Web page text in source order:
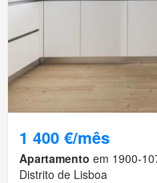
1 400 €/mês
Apartamento em 1900-
Distrito de Lisboa